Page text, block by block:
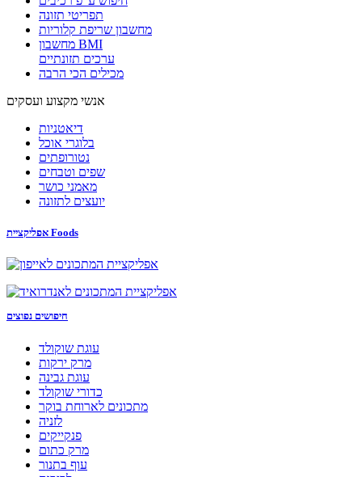
תפריטי תזונה
מחשבון שריפת קלוריות
מחשבון BMI
ערכים תזונתיים
מכילים הכי הרבה
אנשי מקצוע ועסקים
דיאטניות
בלוגרי אוכל
נטורופתים
שפים וטבחים
מאמני כושר
יועצים לתזונה
אפליקציית Foods
חיפושים נפוצים
עוגת שוקולד
מרק ירקות
עוגת גבינה
כדורי שוקולד
מתכונים לארוחת בוקר
לזניה
פנקייקים
מרק כתום
עוף בתנור